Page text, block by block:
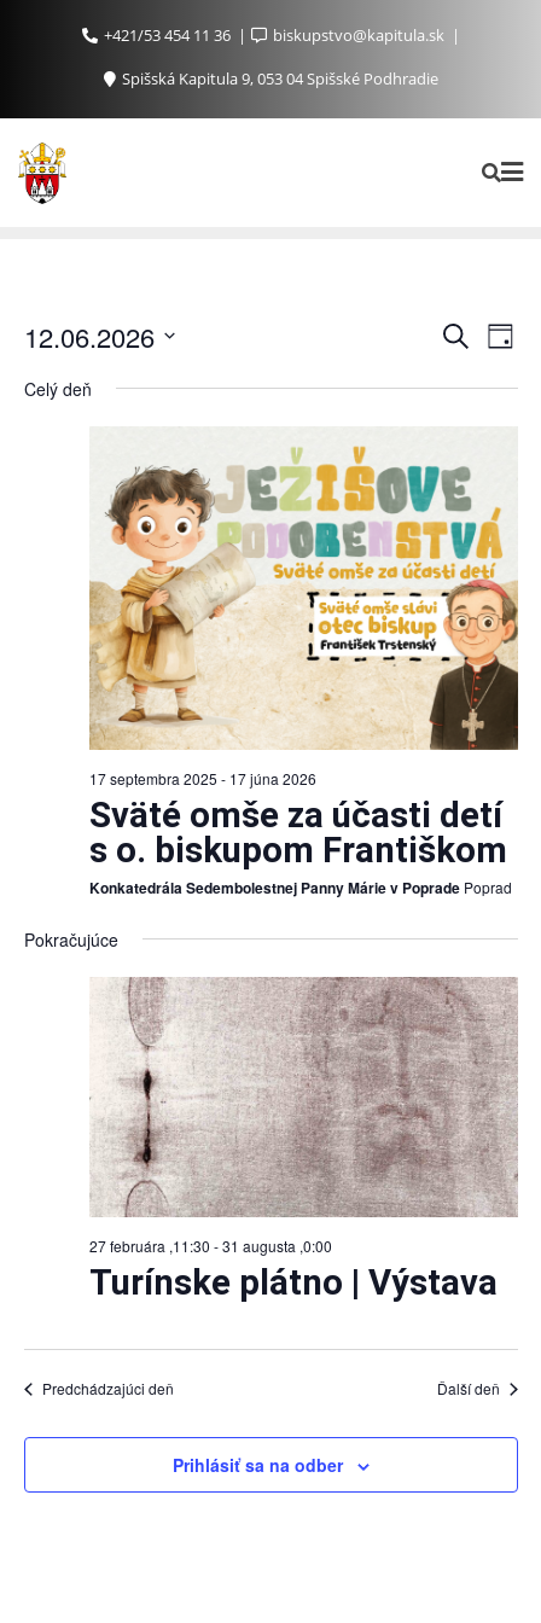
+421/53 454 11 36
biskupstvo@kapitula.sk
Spišská Kapitula 9, 053 04 Spišské Podhradie
Udalosti
and
Views
Vyhľadať
Day
12.06.2026
dátum.
Celý deň
17 septembra 2025 - 17 júna 2026
Sväté omše za účasti detí
s o. biskupom Františkom
Konkatedrála Sedembolestnej Panny Márie v Poprade Poprad
Pokračujúce
27 februára ,11:30 -31 augusta ,0:00
Turínske plátno | Výstava
Predchádzajúci deň Ďalší deň
Prihlásiť sa na odber